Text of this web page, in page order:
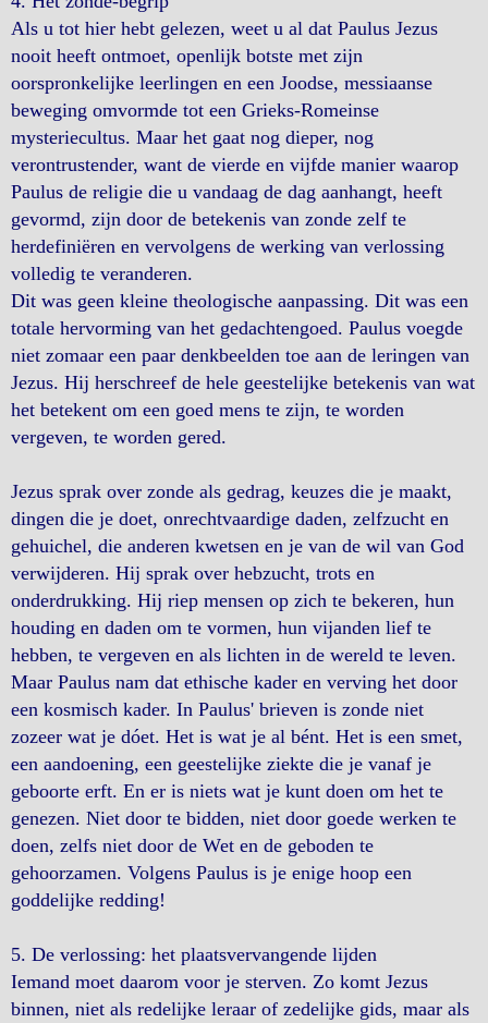
Als u tot hier hebt gelezen, weet u al dat Paulus Jezus
nooit heeft ontmoet, openlijk botste met zijn
oorspronkelijke leerlingen en een Joodse, messiaanse
beweging omvormde tot een Grieks-Romeinse
mysteriecultus. Maar het gaat nog dieper, nog
verontrustender, want de vierde en vijfde manier waarop
Paulus de religie die u vandaag de dag aanhangt, heeft
gevormd, zijn door de betekenis van zonde zelf te
herdefiniëren en vervolgens de werking van verlossing
volledig te veranderen.
Dit was geen kleine theologische aanpassing. Dit was een
totale hervorming van het gedachtengoed. Paulus voegde
niet zomaar een paar denkbeelden toe aan de leringen van
Jezus. Hij herschreef de hele geestelijke betekenis van wat
het betekent om een goed mens te zijn, te worden
vergeven, te worden gered.
Jezus sprak over zonde als gedrag, keuzes die je maakt,
dingen die je doet, onrechtvaardige daden, zelfzucht en
gehuichel, die anderen kwetsen en je van de wil van God
verwijderen. Hij sprak over hebzucht, trots en
onderdrukking. Hij riep mensen op zich te bekeren, hun
houding en daden om te vormen, hun vijanden lief te
hebben, te vergeven en als lichten in de wereld te leven.
Maar Paulus nam dat ethische kader en verving het door
een kosmisch kader. In Paulus' brieven is zonde niet
zozeer wat je dóet. Het is wat je al bént. Het is een smet,
een aandoening, een geestelijke ziekte die je vanaf je
geboorte erft. En er is niets wat je kunt doen om het te
genezen. Niet door te bidden, niet door goede werken te
doen, zelfs niet door de Wet en de geboden te
gehoorzamen. Volgens Paulus is je enige hoop een
goddelijke redding!
5. De verlossing: het plaatsvervangende lijden
Iemand moet daarom voor je sterven. Zo komt Jezus
binnen, niet als redelijke leraar of zedelijke gids, maar als